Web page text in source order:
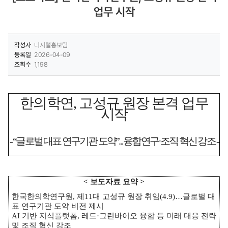
업무 시작
작성자 디지털홍보팀
등록일 2026-04-09
조회수 1,198
한의학연, 고성규 원장 본격 업무
시작
- “글로벌 대표 연구기관 도약”...융합연구·조직 혁신 강조-
< 보도자료 요약>
한국한의학연구원 , 제 11대 고성규 원장 취임(4.9)…글로벌 대
표 연구기관 도약 비전 제시
AI 기반 지식플랫폼, 레드·그린바이오 융합 등 미래 대응 전략
및 조직 혁신 강조